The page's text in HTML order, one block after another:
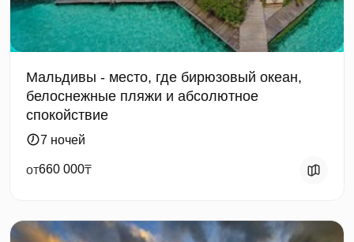
Мальдивы - место, где бирюзовый океан,
белоснежные пляжи и абсолютное
спокойствие
7 ночей
от660 000₸